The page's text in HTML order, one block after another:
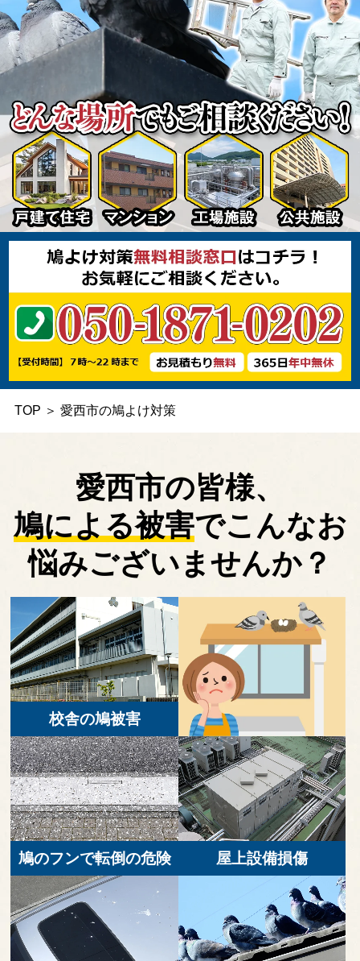
TOP ＞ 愛西市の鳩よけ対策
愛西市の皆様、
鳩による被害でこんなお
悩みございませんか？
校舎の鳩被害
屋上設備損傷
鳩のフンで転倒の危険